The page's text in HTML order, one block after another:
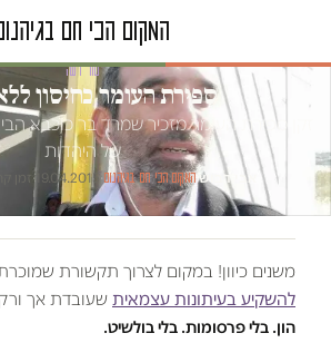
טור דעה
ספירת העומר כחיסון
זקן ספירת העומר מזכיר שמרד בר כוכבא
של היהדות
אבי דבוש·המקום הכי חם בגיהנום·
19.04.2015
·
משנים כיוון! במקום לצרוך תקשורת
להשקיע בעיתונות עצמאית שעובדת אך
הון. בלי פרסומות. בלי בולשיט.